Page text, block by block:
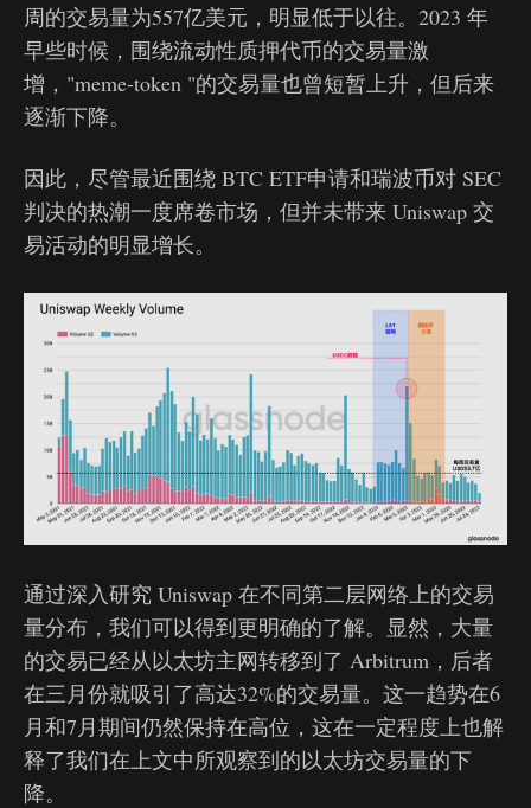
周的交易量为557亿美元，明显低于以往。2023 年
早些时候，围绕流动性质押代币的交易量激
增，"meme-token "的交易量也曾短暂上升，但后来
逐渐下降。
因此，尽管最近围绕 BTC ETF申请和瑞波币对 SEC
判决的热潮一度席卷市场，但并未带来 Uniswap 交
易活动的明显增长。
通过深入研究 Uniswap 在不同第二层网络上的交易
量分布，我们可以得到更明确的了解。显然，大量
的交易已经从以太坊主网转移到了 Arbitrum，后者
在三月份就吸引了高达32%的交易量。这一趋势在6
月和7月期间仍然保持在高位，这在一定程度上也解
释了我们在上文中所观察到的以太坊交易量的下
降。